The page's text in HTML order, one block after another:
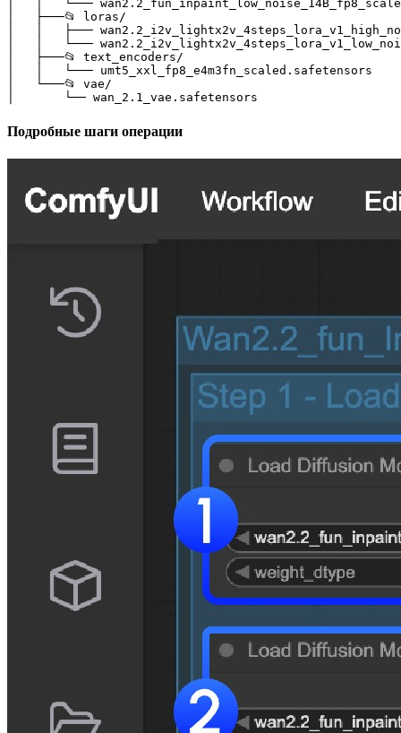
│   │   └───
│   ├───📂 loras/
│   │   ├───
│   │   └───
│   ├───📂 text_encoders/
│   │   └─── umt5_xxl_fp8_e4m3fn_scaled.safetensors
│   └───📂 vae/
│       └── wan_2.1_vae.safetensors
Подробные шаги операции